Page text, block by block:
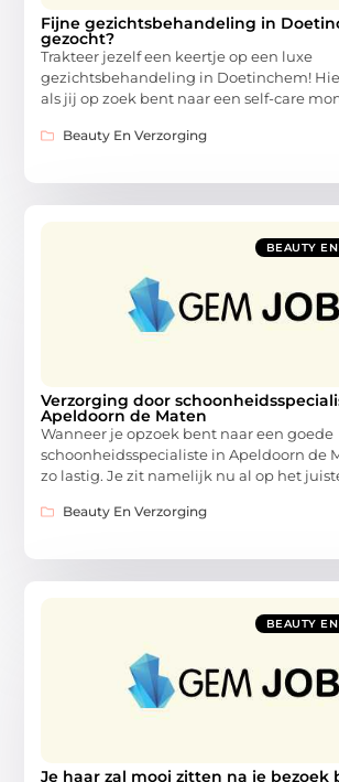
Fijne gezichtsbehandeling in
gezocht?
Trakteer jezelf een keertje op een luxe
gezichtsbehandeling in Doetinchem!
als jij op zoek bent naar een self-care
Beauty En Verzorging
BEAUTY
Verzorging door
Apeldoorn de Maten
Wanneer je opzoek bent naar een goede
schoonheidsspecialiste in Apeldoorn de
zo lastig. Je zit namelijk nu al op het
Beauty En Verzorging
BEAUTY
Je haar zal mooi zitten na je bezoek